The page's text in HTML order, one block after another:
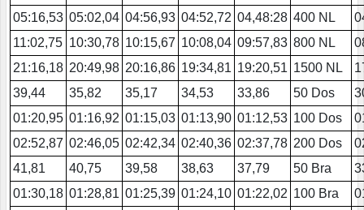
05:16,53 05:02,04 04:56,93 04:52,72 04,48:28 400 NL
11:02,75 10:30,78 10:15,67 10:08,04 09:57,83 800 NL
21:16,18 20:49,98 20:16,86 19:34,81 19:20,51 1500 NL
39,44
35,82 35,17 34,53 33,86 50 Dos
01:20,95 01:16,92 01:15,03 01:13,90 01:12,53 100 Dos
02:52,87 02:46,05 02:42,34 02:40,36 02:37,78 200 Dos
41,81
40,75 39,58 38,63 37,79 50 Bra
01:30,18 01:28,81 01:25,39 01:24,10 01:22,02 100 Bra